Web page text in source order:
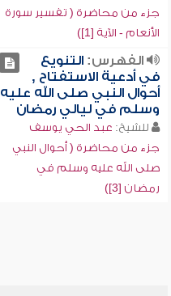
جزء من محاضرة ( تفسير سورة
الأنعام - الآية [1])
الفهرس:التنويع
في أدعية الاستفتاح ,
أحوال النبي صلى الله عليه
وسلم في ليالي رمضان
للشيخ: عبد الحي يوسف
جزء من محاضرة ( أحوال النبي
صلى الله عليه وسلم في
رمضان [3])